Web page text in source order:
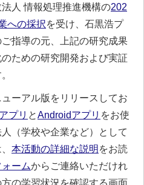
人 情報処理推進機構の202
への採択を受け、石黒浩プ
指導の元、上記の研究成果
ための研究開発および実証
ーアル版をリリースしてお
プリ とAndroidアプリ をお使
（学校や企業など）として
本活動の詳細な説明をお読
ームからご連絡いただけれ
の学習状況を確認する画面